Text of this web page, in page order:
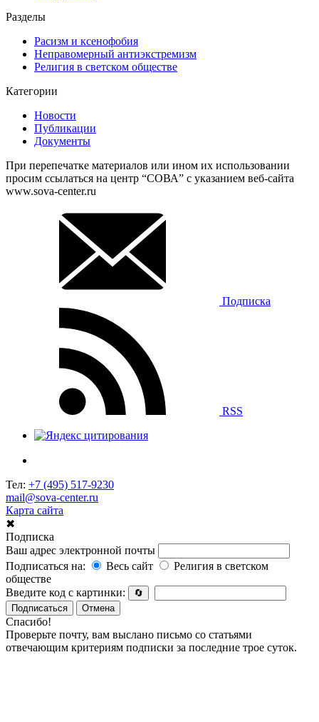
Разделы
Расизм и ксенофобия
Неправомерный антиэкстремизм
Религия в светском обществе
Категории
Новости
Публикации
Документы
При перепечатке материалов или ином их использовании
просим ссылаться на центр “СОВА” с указанием веб-сайта
www.sova-center.ru
Подписка
RSS
Тел: +7 (495) 517-9230
mail@sova-center.ru
Карта сайта
✖
Подписка
Ваш адрес электронной почты
Подписаться на:
Весь сайт
Религия в светском
обществе
Введите код с картинки:
🔄
Подписаться
Отмена
Спасибо!
Проверьте почту, вам выслано письмо со статьями
отвечающим критериям подписки за последние трое суток.